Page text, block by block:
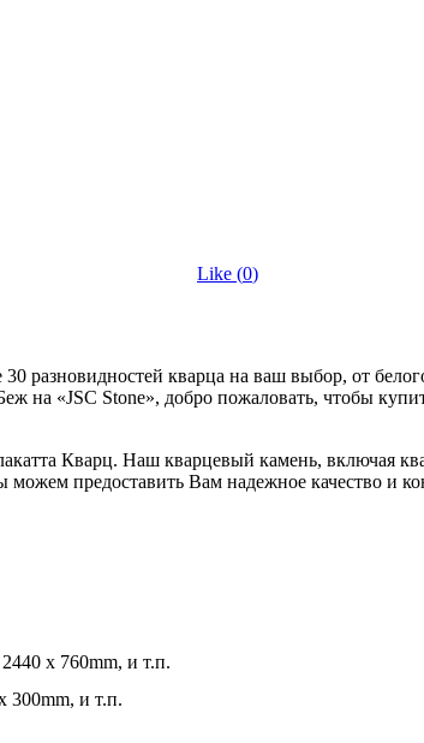
Like (0)
разновидностей кварца на ваш выбор, от
на «JSC Stone», добро пожаловать, чтобы
Кварц. Наш кварцевый камень,
предоставить Вам надежное качество и
x 760mm, и т.п.
300mm, и т.п.